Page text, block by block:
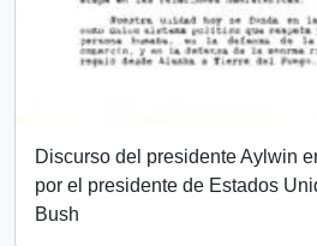
Discurso del presidente Aylwin
por el presidente de Estados
Bush